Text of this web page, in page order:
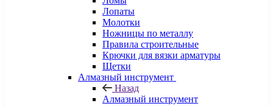
Лопаты
Молотки
Ножницы по металлу
Правила строительные
Крючки для вязки арматуры
Щетки
Алмазный инструмент
Назад
Алмазный инструмент